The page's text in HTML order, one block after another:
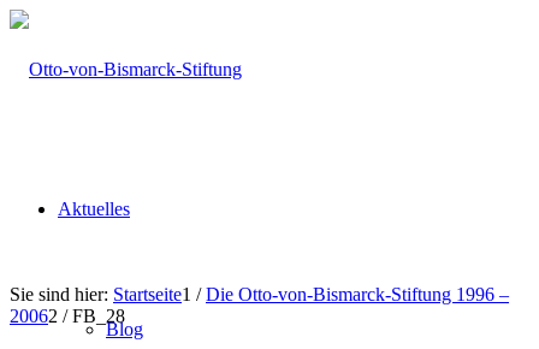
Aktuelles
Blog
Sie sind hier: Startseite1 / Die Otto-von-Bismarck-Stiftung 1996 –
20062 / FB_28